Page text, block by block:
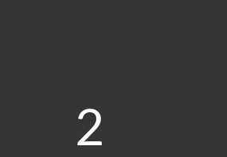
2